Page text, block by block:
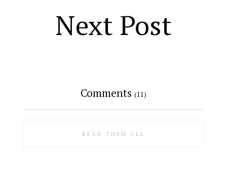
Next Post
Comments (11)
READ THEM ALL